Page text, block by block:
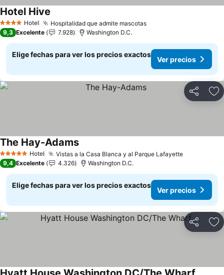
4 EstrellasHotel Hospitalidad que admite mascotasVer precios
Hotel Hive
9,3 Excelente 7.928 Washington D.C.
Elige fechas para ver los precios exactos
Ver precios
Compartir
5 Estrellas Hotel Vistas a la Casa Blanca y al Parque LafayetteVer
The Hay-AdamsVer precios
9,4 Excelente 4.326 Washington D.C.
Elige fechas para ver los precios exactos
Ver precios
Compartir